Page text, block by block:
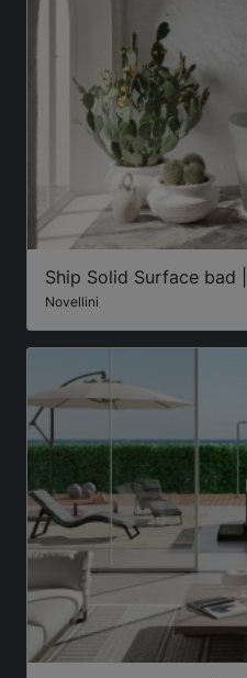
Ship Solid Surface bad
Novellini